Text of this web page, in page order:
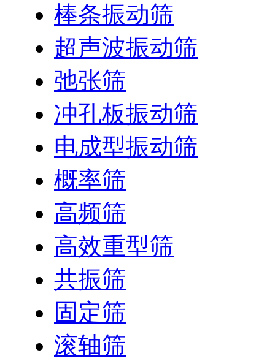
棒条振动筛
超声波振动筛
弛张筛
冲孔板振动筛
电成型振动筛
概率筛
高频筛
高效重型筛
共振筛
固定筛
滚轴筛